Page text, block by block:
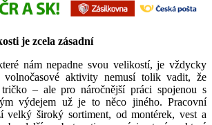
je zcela zásadní
nám nepadne svou velikostí, je vždycky
aktivity nemusí tolik vadit, že
– ale pro náročnější práci spojenou s
výdejem už je to něco jiného. Pracovní
velký široký sortiment, od montérek, vest a